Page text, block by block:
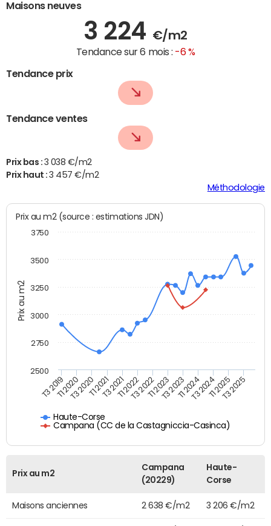
Maisons neuves
3 224 €/m2
Tendance sur 6 mois : -6 %
Tendance prix
Tendance ventes
Prix bas : 3 038 €/m2
Prix haut :3 457 €/m2
Méthodologie
Prix au m2
Prix au m2 (source : estimations JDN)
Haute-Corse
Campana (CC de la Castagniccia-Casinca)
T3 2019T1 2020T3 2020T1 2021T3 2021T1 2022T3 2022T1 2023T3 2023T1 2024T3 2024T1 2025T3 2025
2500
2750
3000
3250
3500
3750
Prix au m2
Campana
(20229)
Haute-
Corse
Maisons anciennes 2 638 €/m2 3 206 €/m2